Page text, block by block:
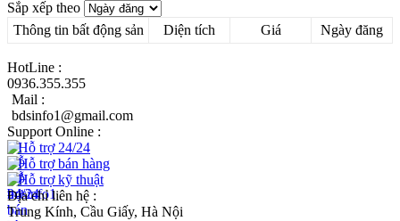
Sắp xếp theo
Thông tin bất động sản
Diện tích Giá Ngày đăng
HotLine :
0936.355.355
Mail :
bdsinfo1@gmail.com
Support Online :
Hỗ trợ 24/24
Hỗ trợ bán hàng
Hỗ trợ kỹ thuật
Địa chỉ liên hệ :
Trung Kính, Cầu Giấy, Hà Nội